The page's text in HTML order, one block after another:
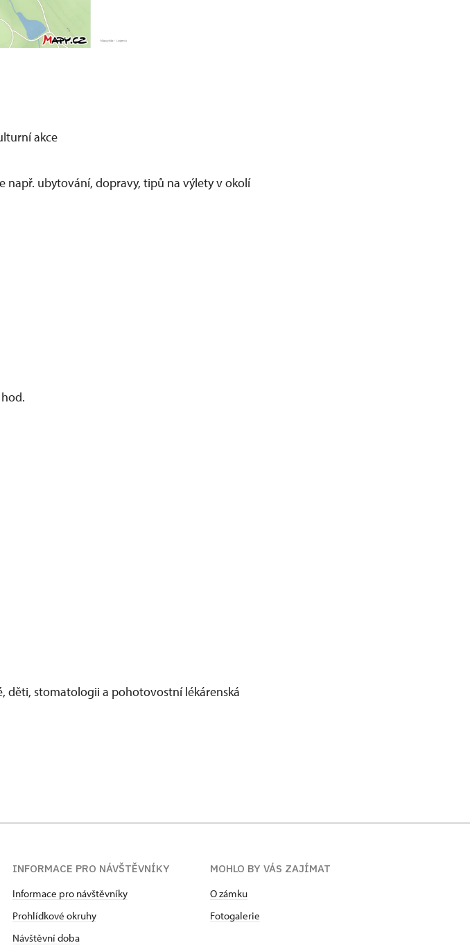
akce
např. ubytování, dopravy, tipů na výlety v okolí
děti, stomatologii a pohotovostní lékárenská
INFORMACE PRO NÁVŠTĚVNÍKY
Informace pro návštěvníky
Prohlídkové okruhy
Návštěvní doba
MOHLO BY VÁS ZAJÍMAT
O zámku
Fotogalerie